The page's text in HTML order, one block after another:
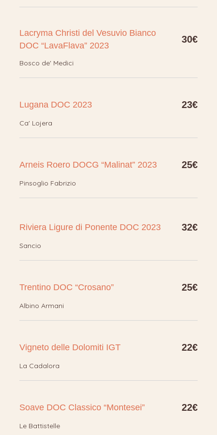
Lacryma Christi del Vesuvio Bianco
DOC “LavaFlava” 2023
30€
Bosco de' Medici
Lugana DOC 2023 23€
Ca' Lojera
Arneis Roero DOCG “Malinat” 2023 25€
Pinsoglio Fabrizio
Riviera Ligure di Ponente DOC 2023 32€
Sancio
Trentino DOC “Crosano” 25€
Albino Armani
Vigneto delle Dolomiti IGT 22€
La Cadalora
Soave DOC Classico “Montesei” 22€
Le Battistelle